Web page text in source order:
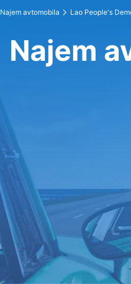
Najem avtomobila Lao People's
Najem